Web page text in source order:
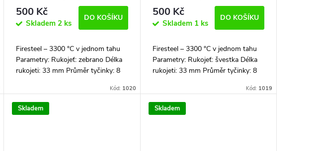
500 Kč
Skladem 2 ks
DO KOŠÍKU
Firesteel – 3300 °C v jednom tahu
Parametry: Rukojeť: zebrano Délka
rukojeti: 33 mm Průměr tyčinky: 8
Firesteel podpalovač je dodávaný...
Kód: 1020
500 Kč
Skladem 1 ks
DO KOŠÍKU
Firesteel – 3300 °C v jednom tahu
Parametry: Rukojeť: švestka Délka
rukojeti: 33 mm Průměr tyčinky: 8
Firesteel podpalovač je dodávaný...
Kód: 1019
Skladem Skladem